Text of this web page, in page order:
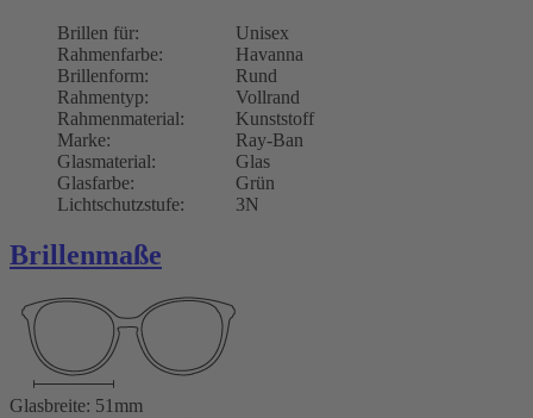
Brillen für:
Unisex
Rahmenfarbe:
Havanna
Brillenform:
Rund
Rahmentyp:
Vollrand
Rahmenmaterial:
Kunststoff
Marke:
Ray-Ban
Glasmaterial:
Glas
Glasfarbe:
Grün
Lichtschutzstufe:
3N
Brillenmaße
Glasbreite: 51mm